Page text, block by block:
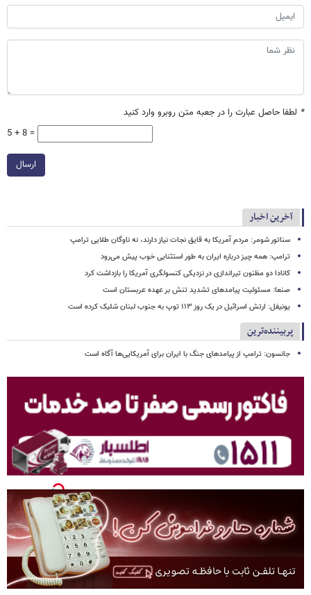
* لطفا حاصل عبارت را در جعبه متن روبرو وارد کنید
5 + 8 =
ارسال
آخرین اخبار
سناتور شومر: مردم آمریکا به قایق نجات نیاز دارند، نه ناوگان طلایی ترامپ
ترامپ: همه چیز درباره ایران به طور استثنایی خوب پیش می‌رود
کانادا دو مظنون تیراندازی در نزدیکی کنسولگری آمریکا را بازداشت کرد
صنعا: مسئولیت پیامدهای تشدید تنش بر عهده عربستان است
یونیفل: ارتش اسرائیل در یک روز ۱۱۳ توپ به جنوب لبنان شلیک کرده است
پربیننده‌ترین
جانسون: ترامپ از پیامدهای جنگ با ایران برای آمریکایی‌ها آگاه است